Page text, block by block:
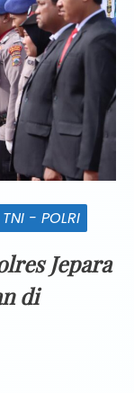
TNI - POLRI
Jepara
di